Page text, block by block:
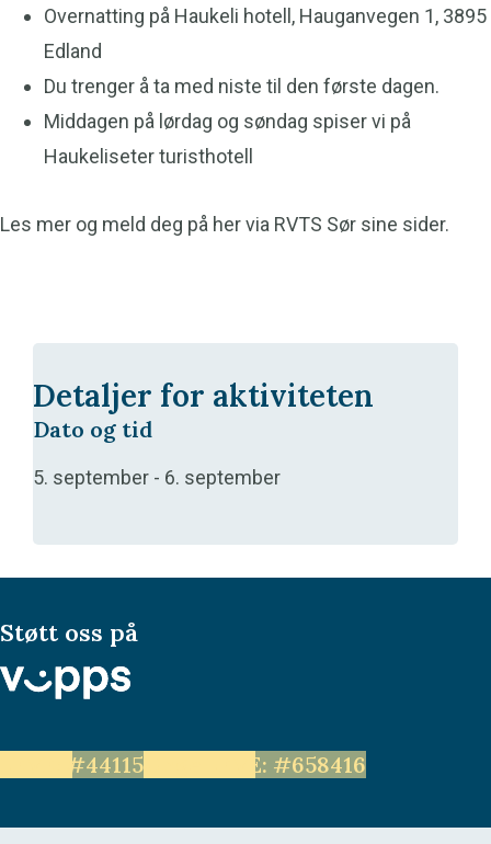
Overnatting på Haukeli hotell, Hauganvegen 1, 3895
Edland
Du trenger å ta med niste til den første dagen.
Middagen på lørdag og søndag spiser vi på
Haukeliseter turisthotell
Les mer og meld deg på her via RVTS Sør sine sider.
Detaljer for aktiviteten
Dato og tid
5. september - 6. september
Støtt oss på
LEVE: #44115 Unge LEVE: #658416